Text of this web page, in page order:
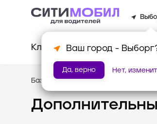
Ваш город - Выборг
Да, верно Нет,
Клиентам Водителям
База знаний /Стандарты оказания